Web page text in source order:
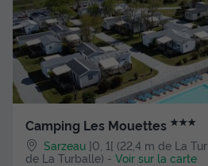
Camping Les Mouettes ★★★
Sarzeau ]0, 1[ (22,4 m de La
de La Turballe) - Voir sur la carte